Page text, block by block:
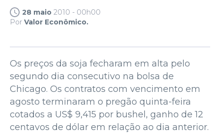
28 maio 2010 - 00h00
Por Valor Econômico.
Os preços da soja fecharam em alta pelo
segundo dia consecutivo na bolsa de
Chicago. Os contratos com vencimento em
agosto terminaram o pregão quinta-feira
cotados a US$ 9,415 por bushel, ganho de 12
centavos de dólar em relação ao dia anterior.